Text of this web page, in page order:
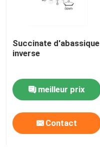
Succinate d'abassique
inverse
meilleur prix
Contact